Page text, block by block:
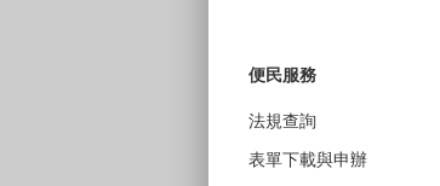
便民服務
法規查詢
表單下載與申辦